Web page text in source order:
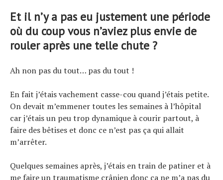
Et il n’y a pas eu justement une période
où du coup vous n’aviez plus envie de
rouler après une telle chute ?
Ah non pas du tout… pas du tout !
En fait j’étais vachement casse-cou quand j’étais petite.
On devait m’emmener toutes les semaines à l’hôpital
car j’étais un peu trop dynamique à courir partout, à
faire des bêtises et donc ce n’est pas ça qui allait
m’arrêter.
Quelques semaines après, j’étais en train de patiner et à
me faire un traumatisme crânien donc ça ne m’a pas du